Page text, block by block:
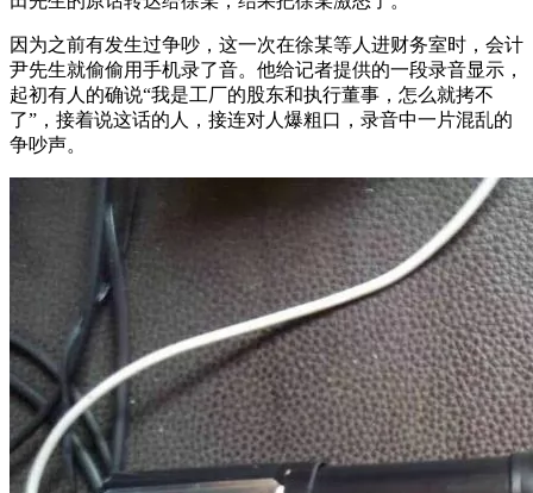
因为之前有发生过争吵，这一次在徐某等人进财务室时，会计
尹先生就偷偷用手机录了音。他给记者提供的一段录音显示，
起初有人的确说“我是工厂的股东和执行董事，怎么就拷不
了”，接着说这话的人，接连对人爆粗口，录音中一片混乱的
争吵声。